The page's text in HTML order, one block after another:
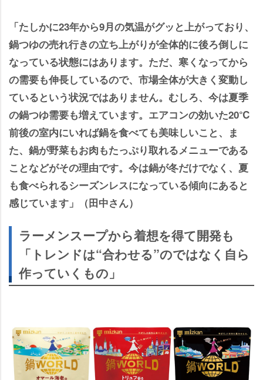
「たしかに23年から9月の気温がグッと上がっており、
鍋つゆの売れ行きの立ち上がりが全体的に後ろ倒しに
なっている状態にはあります。ただ、寒くなってから
の需要も伸長しているので、市場全体が大きく変動し
ているという状況ではありません。むしろ、今は夏季
の鍋つゆ需要も増えています。エアコンの効いた20℃
前後の室内にいれば鍋を食べても美味しいこと、ま
た、鍋が野菜もお肉もたっぷり取れるメニューである
ことなどがその理由です。今は鍋が冬だけでなく、夏
も食べられるシーズンレスになっている傾向にあると
感じています」（田中さん）
ラーメンスープから着想を得て開発も
「トレンドは“合わせる”のではなく自ら
作っていくもの」